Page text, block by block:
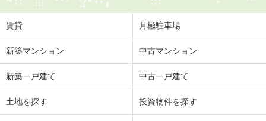
香川県綾歌郡宇多津町浜二番丁
価 格
5.45万円
香川県綾歌郡宇多津町浜二番丁
専有面積 38.81m²
賃貸 月極駐車場
新築マンション 中古マンション
新築一戸建て 中古一戸建て
土地を探す 投資物件を探す